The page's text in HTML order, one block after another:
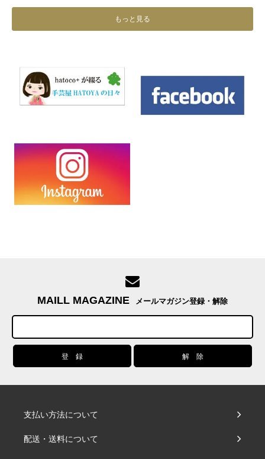
もっと見る
MAILL MAGAZINE メールマガジン登録・解除
支払い方法について
配送・送料について